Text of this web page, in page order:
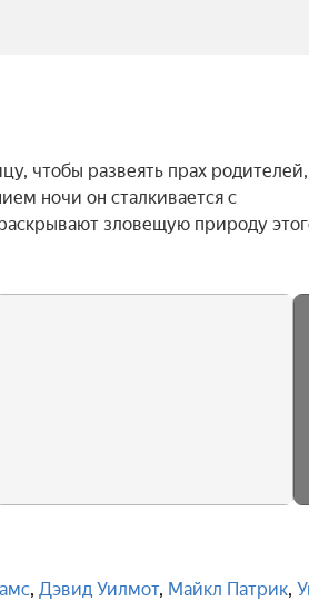
чтобы развеять прах
ночи он сталкивается с
зловещую природу
, Дэвид Уилмот, Майкл Патрик,